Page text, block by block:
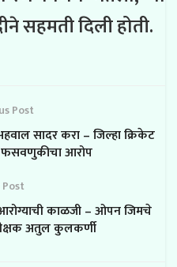
सहमती दिली होती.
Post
सादर करा – जिल्हा क्रिकेट
फसवणुकीचा आरोप
काळजी – ओपन जिमचे
अतुल कुलकर्णी